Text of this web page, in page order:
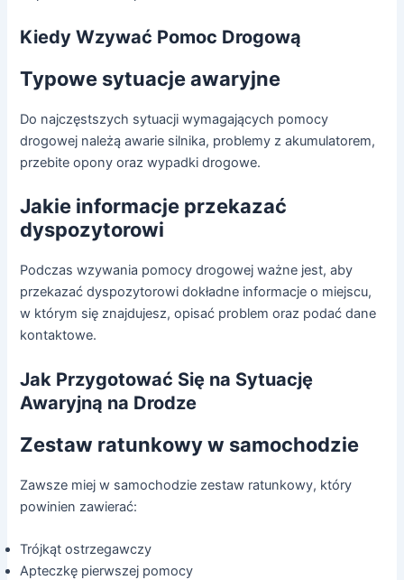
Kiedy Wzywać Pomoc Drogową
Typowe sytuacje awaryjne
Do najczęstszych sytuacji wymagających pomocy
drogowej należą awarie silnika, problemy z akumulatorem,
przebite opony oraz wypadki drogowe.
Jakie informacje przekazać
dyspozytorowi
Podczas wzywania pomocy drogowej ważne jest, aby
przekazać dyspozytorowi dokładne informacje o miejscu,
w którym się znajdujesz, opisać problem oraz podać dane
kontaktowe.
Jak Przygotować Się na Sytuację
Awaryjną na Drodze
Zestaw ratunkowy w samochodzie
Zawsze miej w samochodzie zestaw ratunkowy, który
powinien zawierać:
Trójkąt ostrzegawczy
Apteczkę pierwszej pomocy